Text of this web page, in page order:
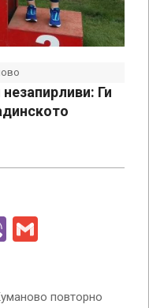
Ги
Viber
повторно